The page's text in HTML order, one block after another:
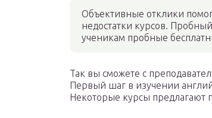
Объективные отклики
недостатки курсов.
ученикам пробные
Так вы сможете с
Первый шаг в изучении
Некоторые курсы